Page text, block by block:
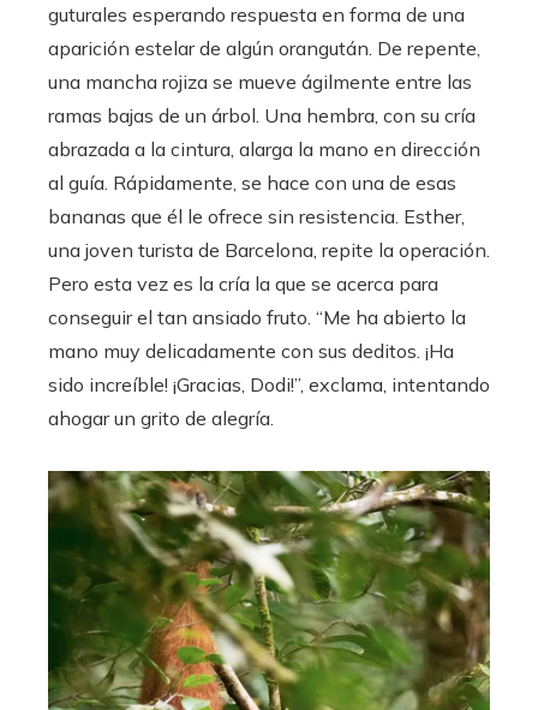
guturales esperando respuesta en forma de una
aparición estelar de algún orangután. De repente,
una mancha rojiza se mueve ágilmente entre las
ramas bajas de un árbol. Una hembra, con su cría
abrazada a la cintura, alarga la mano en dirección
al guía. Rápidamente, se hace con una de esas
bananas que él le ofrece sin resistencia. Esther,
una joven turista de Barcelona, repite la operación.
Pero esta vez es la cría la que se acerca para
conseguir el tan ansiado fruto. “Me ha abierto la
mano muy delicadamente con sus deditos. ¡Ha
sido increíble! ¡Gracias, Dodi!”, exclama, intentando
ahogar un grito de alegría.